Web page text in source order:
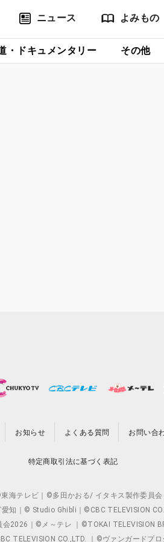
ニュース よみもの
・ドキュメンタリー その他
お知らせ よくある質問 お問い合
特定商取引法に基づく表記
テレビ｜©多田かおる/ イタキス製作委員
知｜© Studio Ghibli｜©CBC TELEVISION
｜©メ～テレ ｜©TOKAI TELEVISION
TELEVISION CO.,LTD. ｜©ヴァンガード